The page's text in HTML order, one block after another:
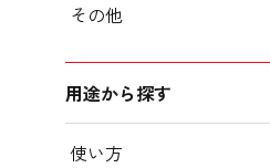
その他
用途から探す
使い方